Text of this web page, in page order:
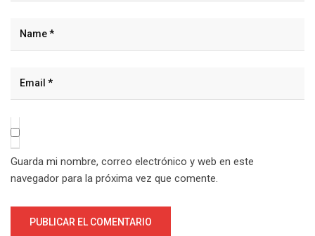
Guarda mi nombre, correo electrónico y web en este
navegador para la próxima vez que comente.